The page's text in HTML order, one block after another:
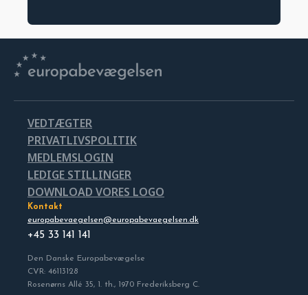
VEDTÆGTER
PRIVATLIVSPOLITIK
MEDLEMSLOGIN
LEDIGE STILLINGER
DOWNLOAD VORES LOGO
Kontakt
europabevaegelsen@europabevaegelsen.dk
+45 33 141 141
Den Danske Europabevægelse
CVR: 46113128
Rosenørns Allé 35, 1. th., 1970 Frederiksberg C.